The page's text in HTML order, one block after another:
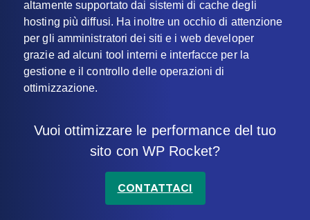
altamente supportato dai sistemi di cache degli
hosting più diffusi. Ha inoltre un occhio di attenzione
per gli amministratori dei siti e i web developer
grazie ad alcuni tool interni e interfacce per la
gestione e il controllo delle operazioni di
ottimizzazione.
Vuoi ottimizzare le performance del tuo
sito con WP Rocket?
CONTATTACI